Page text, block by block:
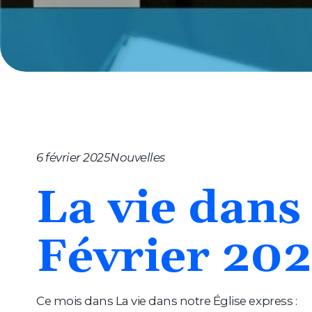
Notre
Nouvelles
Cheminer
Célébrer
6 février 2025Nouvelles
La vie dans
Février
Ce mois dans La vie dans notre Église express :